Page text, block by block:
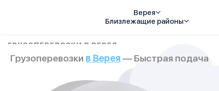
Верея
Близлежащие районы
Автопарк
ГРУЗОПЕРЕВОЗКИ В ВЕРЕЯ
Грузоперевозки в Верея — Быстрая подача